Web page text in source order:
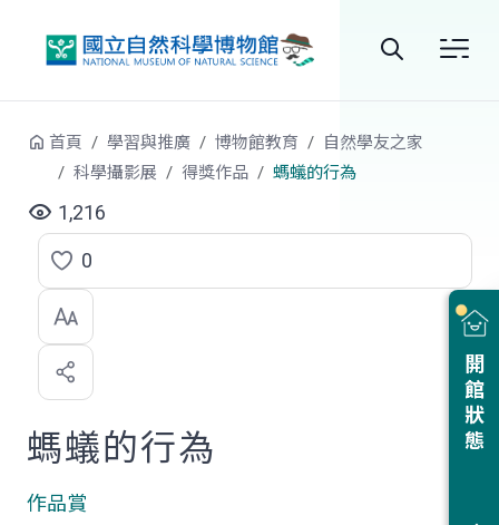
站
開館狀態
首頁 學習與推廣 博物館教育
自然學友之家
科學攝影展
得獎作品 螞蟻的行為
1,216
點
選
喜
歡
0
螞蟻的行為
作品賞